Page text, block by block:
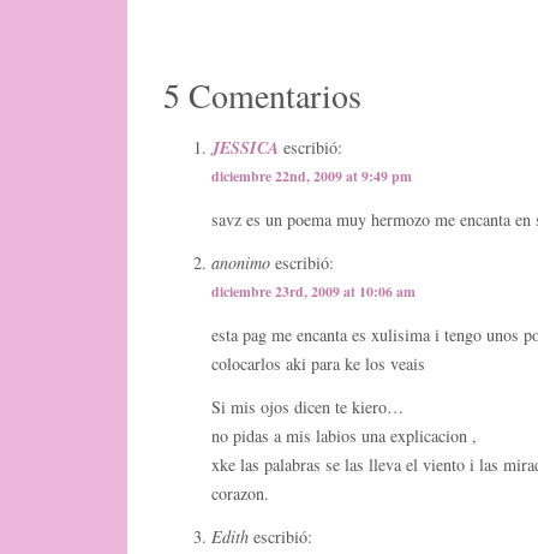
5 Comentarios
JESSICA escribió:
diciembre 22nd, 2009 at 9:49 pm
savz es un poema muy hermozo me encanta en
anonimo escribió:
diciembre 23rd, 2009 at 10:06 am
esta pag me encanta es xulisima i tengo unos
colocarlos aki para ke los veais
Si mis ojos dicen te kiero…
no pidas a mis labios una explicacion ,
xke las palabras se las lleva el viento i las
corazon.
Edith escribió: